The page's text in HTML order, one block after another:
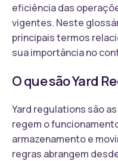
eficiência das
vigentes. Neste
principais termos
sua importância no
O que são Yard
Yard regulations são
regem o
armazenamento e
regras abrangem